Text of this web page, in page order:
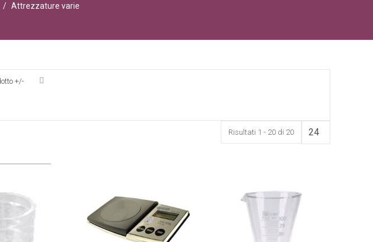
Attrezzature varie
+/-
Risultati 1 - 20 di 20